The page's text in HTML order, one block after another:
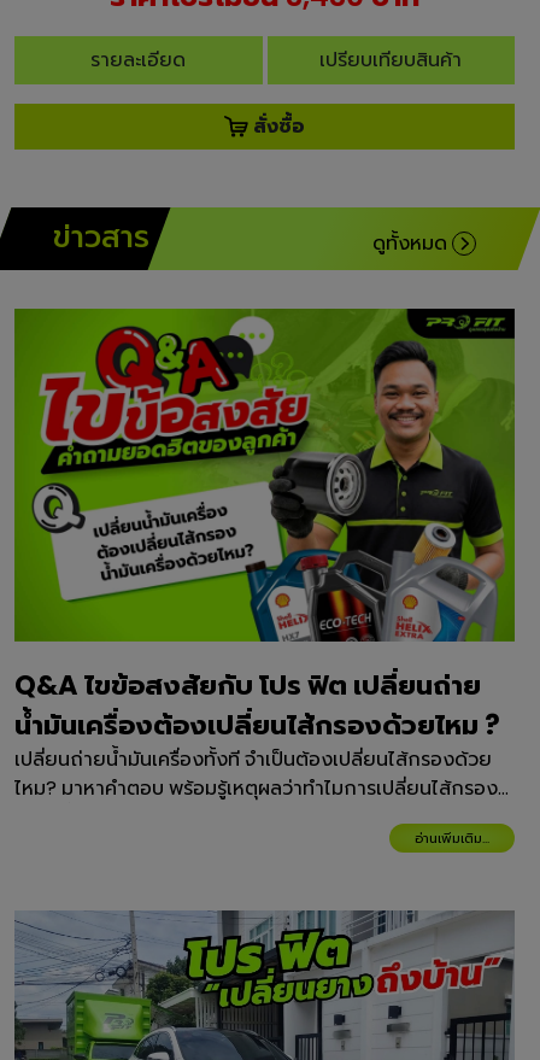
รายละเอียด เปรียบเทียบสินค้า
สั่งซื้อ
ข่าวสาร ดูทั้งหมด
Q&A ไขข้อสงสัยกับ โปร ฟิต เปลี่ยนถ่าย
น้ำมันเครื่องต้องเปลี่ยนไส้กรองด้วยไหม ?
เปลี่ยนถ่ายน้ำมันเครื่องทั้งที จำเป็นต้องเปลี่ยนไส้กรองด้วย
ไหม? มาหาคำตอบ พร้อมรู้เหตุผลว่าทำไมการเปลี่ยนไส้กรอง
พร้อมน้ำมันเครื่องจึงสำคัญต่อการดูแลเครื่องยนต์
อ่านเพิ่มเติม...